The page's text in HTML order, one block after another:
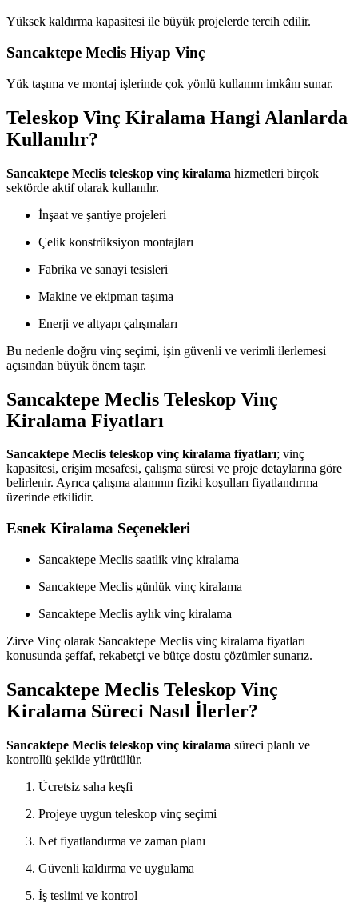
Yüksek kaldırma kapasitesi ile büyük projelerde tercih edilir.
Sancaktepe Meclis Hiyap Vinç
Yük taşıma ve montaj işlerinde çok yönlü kullanım imkânı sunar.
Teleskop Vinç Kiralama Hangi Alanlarda
Kullanılır?
Sancaktepe Meclis teleskop vinç kiralama hizmetleri birçok
sektörde aktif olarak kullanılır.
İnşaat ve şantiye projeleri
Çelik konstrüksiyon montajları
Fabrika ve sanayi tesisleri
Makine ve ekipman taşıma
Enerji ve altyapı çalışmaları
Bu nedenle doğru vinç seçimi, işin güvenli ve verimli ilerlemesi
açısından büyük önem taşır.
Sancaktepe Meclis Teleskop Vinç
Kiralama Fiyatları
Sancaktepe Meclis teleskop vinç kiralama fiyatları; vinç
kapasitesi, erişim mesafesi, çalışma süresi ve proje detaylarına göre
belirlenir. Ayrıca çalışma alanının fiziki koşulları fiyatlandırma
üzerinde etkilidir.
Esnek Kiralama Seçenekleri
Sancaktepe Meclis saatlik vinç kiralama
Sancaktepe Meclis günlük vinç kiralama
Sancaktepe Meclis aylık vinç kiralama
Zirve Vinç olarak Sancaktepe Meclis vinç kiralama fiyatları
konusunda şeffaf, rekabetçi ve bütçe dostu çözümler sunarız.
Sancaktepe Meclis Teleskop Vinç
Kiralama Süreci Nasıl İlerler?
Sancaktepe Meclis teleskop vinç kiralama süreci planlı ve
kontrollü şekilde yürütülür.
Ücretsiz saha keşfi
Projeye uygun teleskop vinç seçimi
Net fiyatlandırma ve zaman planı
Güvenli kaldırma ve uygulama
İş teslimi ve kontrol